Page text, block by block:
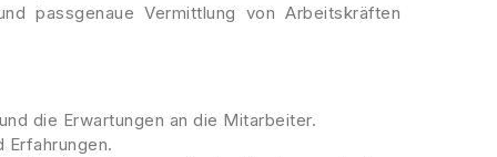
passgenaue Vermittlung von Arbeitskräften
die Erwartungen an die Mitarbeiter.
Erfahrungen.